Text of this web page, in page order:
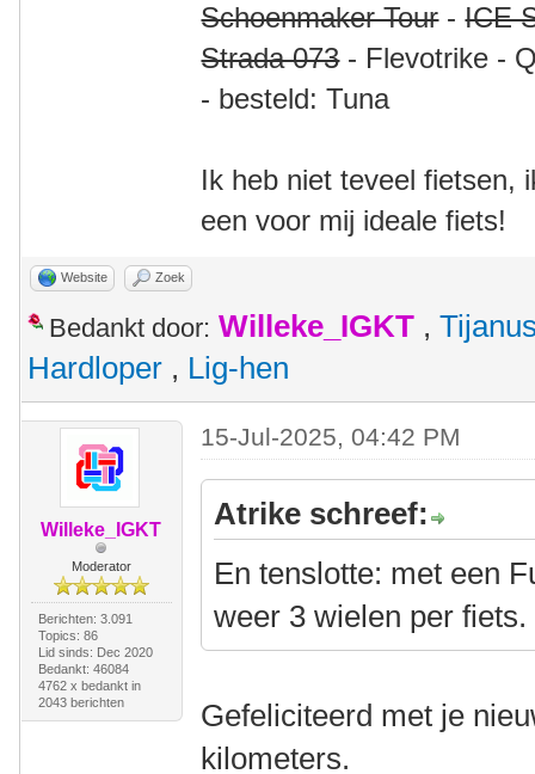
Schoenmaker Tour-ICE
Strada 073- Flevotrike -
- besteld: Tuna
Ik heb niet teveel fietsen,
een voor mij ideale fiets!
Website Zoek
Bedankt door: Willeke_IGKT ,
Hardloper , Lig-hen
Willeke_IGKT
Moderator
Berichten: 3.091
Topics: 86
Lid sinds: Dec 2020
Bedankt: 46084
4762 x bedankt in
2043 berichten
15-Jul-2025, 04:42 PM
Atrike schreef:
En tenslotte: met een
weer 3 wielen per fiets.
Gefeliciteerd met je
kilometers.